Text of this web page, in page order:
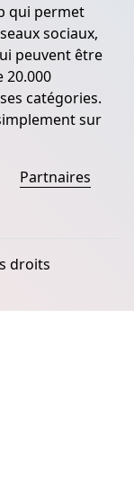
qui permet
sociaux,
peuvent être
20.000
catégories.
sur
Partnaires
droits